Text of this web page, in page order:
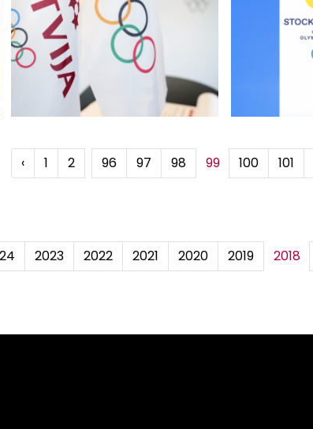
‹ 1 2 96 97 98 99 100 101
2023 2022 2021 2020 2019 2018